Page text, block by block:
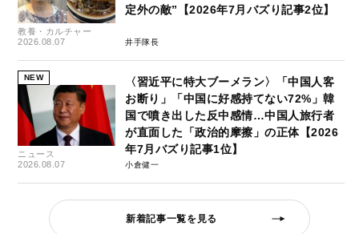
教養・カルチャー
2026.08.07
定外の敵”【2026年7月バズり記事2位】
井手隊長
NEW
ニュース
2026.08.07
〈習近平に特大ブーメラン〉「中国人客
お断り」「中国に好感持てない72%」韓
国で噴き出した反中感情…中国人旅行者
が直面した「政治的摩擦」の正体【2026
年7月バズり記事1位】
小倉健一
新着記事一覧を見る